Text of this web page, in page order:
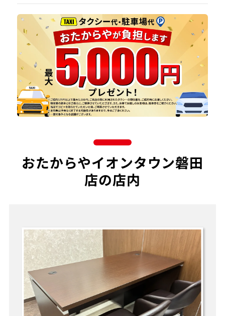
おたからやイオンタウン磐田
店の店内